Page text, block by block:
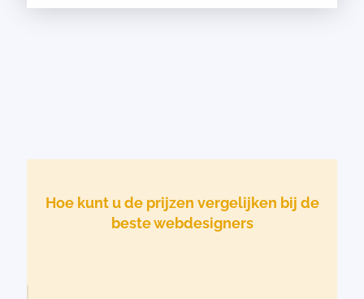
Hoe kunt u de prijzen vergelijken bij de
beste webdesigners